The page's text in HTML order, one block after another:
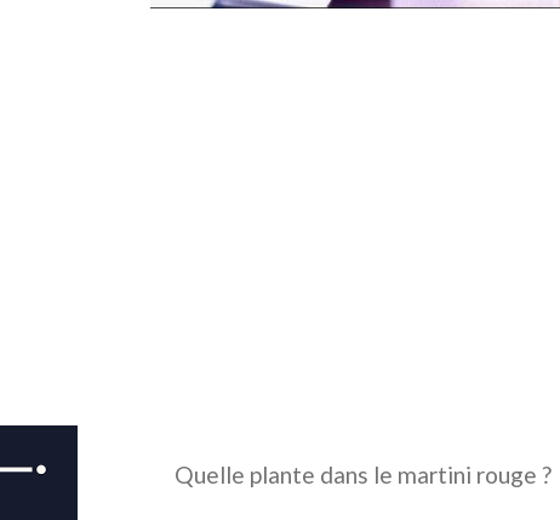
Quelle plante dans le martini rouge ?